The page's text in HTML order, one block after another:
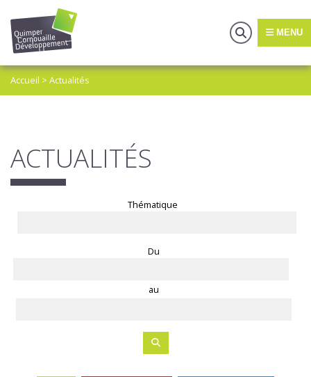
MENU
Accueil > Actualités
ACTUALITÉS
Thématique
Du
au